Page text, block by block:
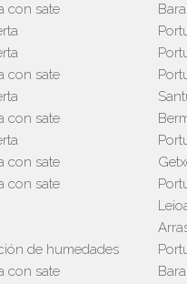
con sate
con sate
con sate
con sate
con sate
de humedades
con sate